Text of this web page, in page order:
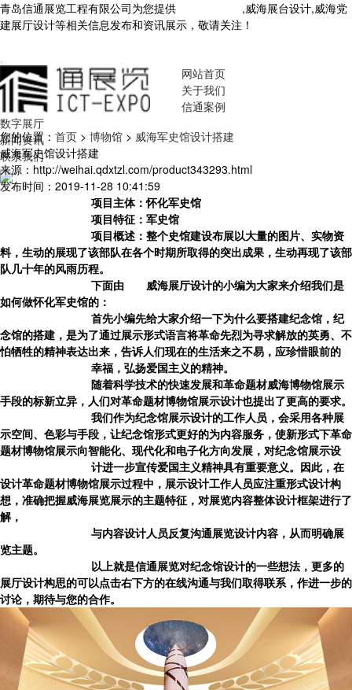
青岛信通展览工程有限公司为您提供
,威海展台设计,威海党
建展厅设计等相关信息发布和资讯展示，敬请关注！
网站首页
关于我们
信通案例
数字展厅
新闻资讯
联系我们
您的位置： 首页 > 博物馆 > 威海军史馆设计搭建
威海军史馆设计搭建
来源：http://weihai.qdxtzl.com/product343293.html
发布时间：2019-11-28 10:41:59
项目主体：怀化军史馆
项目特征：军史馆
项目概述：整个史馆建设布展以大量的图片、实物资
料，生动的展现了该部队在各个时期所取得的突出成果，生动再现了该部
队几十年的风雨历程。
下面由
威海展厅设计的小编为大家来介绍我们是
如何做怀化军史馆的：
首先小编先给大家介绍一下为什么要搭建纪念馆，纪
念馆的搭建，是为了通过展示形式语言将革命先烈为寻求解放的英勇、不
怕牺牲的精神表达出来，告诉人们现在的生活来之不易，应珍惜眼前的
幸福，弘扬爱国主义的精神。
随着科学技术的快速发展和革命题材威海博物馆展示
手段的标新立异，人们对革命题材博物馆展示设计也提出了更高的要求。
我们作为纪念馆展示设计的工作人员，会采用各种展
示空间、色彩与手段，让纪念馆形式更好的为内容服务，使新形式下革命
题材博物馆展示向智能化、现代化和电子化方向发展，对纪念馆展示设
计进一步宣传爱国主义精神具有重要意义。因此，在
设计革命题材博物馆展示过程中，展示设计工作人员应注重形式设计构
想，准确把握威海展览展示的主题特征，对展览内容整体设计框架进行了
解，
与内容设计人员反复沟通展览设计内容，从而明确展
览主题。
以上就是信通展览对纪念馆设计的一些想法，更多的
展厅设计构思的可以点击右下方的在线沟通与我们取得联系，作进一步的
讨论，期待与您的合作。